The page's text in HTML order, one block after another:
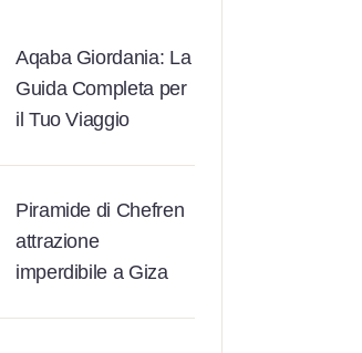
Aqaba Giordania: La
Guida Completa per
il Tuo Viaggio
Piramide di Chefren
attrazione
imperdibile a Giza